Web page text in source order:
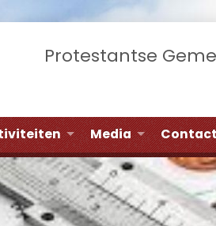
Protestantse
Media